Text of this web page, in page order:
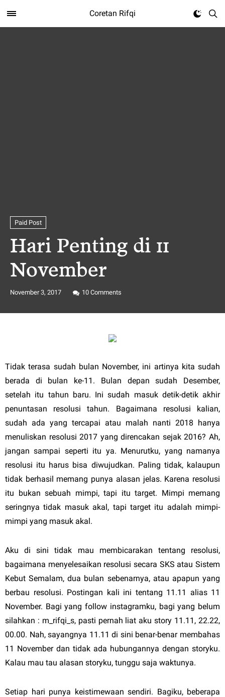
Coretan Rifqi
Paid Post
Hari Penting di 11
November
November 3, 2017 10 Comments
Tidak terasa sudah bulan November, ini artinya kita sudah
berada di bulan ke-11. Bulan depan sudah Desember,
setelah itu tahun baru. Ini sudah masuk detik-detik akhir
penuntasan resolusi tahun. Bagaimana resolusi kalian,
sudah ada yang tercapai atau malah nanti 2018 hanya
menuliskan resolusi 2017 yang direncakan sejak 2016? Ah,
jangan sampai seperti itu ya. Menurutku, yang namanya
resolusi itu harus bisa diwujudkan. Paling tidak, kalaupun
tidak berhasil memang punya alasan jelas. Karena resolusi
itu bukan sebuah mimpi, tapi itu target. Mimpi memang
seringnya tidak masuk akal, tapi target itu adalah mimpi-
mimpi yang masuk akal.
Aku di sini tidak mau membicarakan tentang resolusi,
bagaimana menyelesaikan resolusi secara SKS atau Sistem
Kebut Semalam, dua bulan sebenarnya, atau apapun yang
berbau resolusi. Postingan kali ini tentang 11.11 alias 11
November. Bagi yang follow instagramku, bagi yang belum
silahkan : m_rifqi_s, pasti pernah liat aku story 11.11, 22.22,
00.00. Nah, sayangnya 11.11 di sini benar-benar membahas
11 November dan tidak ada hubungannya dengan storyku.
Kalau mau tau alasan storyku, tunggu saja waktunya.
Setiap hari punya keistimewaan sendiri. Bagiku, beberapa